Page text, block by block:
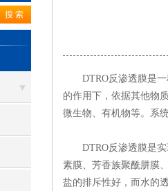
DTRO反渗透膜是一
的作用下，依据其他物
微生物、有机物等。系
DTRO反渗透膜是实
素膜、芳香族聚酰肼膜
盐的排斥性好，而水的